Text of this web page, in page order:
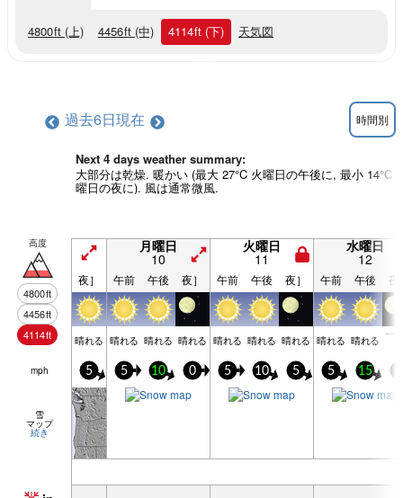
4800ft (上) 4456ft (中) 4114ft (下) 天気図
過去6日現在 時間別
Next 4 days weather summary:
大部分は乾燥. 暖かい (最大 27°C 火曜日の午後に, 最小 14°C
曜日の夜に). 風は通常微風.
高度
4800ft
4456ft
4114ft
月曜日
10
火曜日
11
水曜日
12
夜］ 午前 午後 夜］ 午前 午後 夜］ 午前 午後 夜
晴れる 晴れる 晴れる 晴れる 晴れる 晴れる 晴れる 晴れる 晴れる 一
mph 5 5 10 0 5 10 5 5 15
雪
マップ
続き